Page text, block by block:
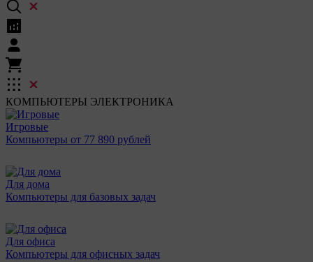
КОМПЬЮТЕРЫ ЭЛЕКТРОНИКА
Игровые
Компьютеры от 77 890 рублей
Для дома
Компьютеры для базовых задач
Для офиса
Компьютеры для офисных задач